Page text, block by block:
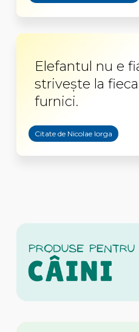
Elefantul nu e
striveşte la
furnici.
Citate de Nicolae Iorga